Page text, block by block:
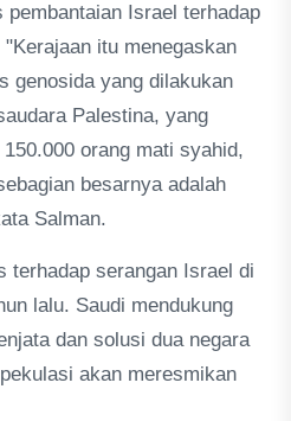
pembantaian Israel terhadap
itu menegaskan
genosida yang dilakukan
Palestina, yang
orang mati syahid,
besarnya adalah
Salman.
terhadap serangan Israel di
lalu. Saudi mendukung
dan solusi dua negara
akan meresmikan